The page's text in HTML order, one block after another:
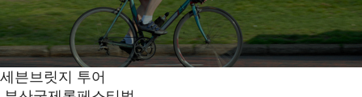
세븐브릿지 투어